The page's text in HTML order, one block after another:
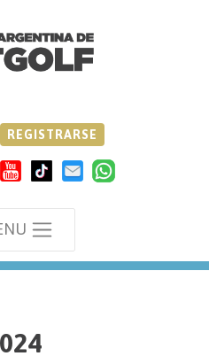
REGISTRARSE